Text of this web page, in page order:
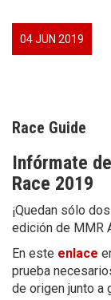
04 JUN 2019
Race Guide
Infórmate
Race 2019
¡Quedan sólo
edición de MMR
En este enlace
prueba
de origen junto a